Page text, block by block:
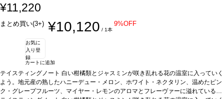
¥11,220
まとめ買い(3+) ¥10,120 / 1本
9%OFF
お気に
入り登
録
カートに追加
テイスティングノート 白い柑橘類とジャスミンが咲き乱れる花の温室に入っていく
よう。地元産の熟したハニーデュー・メロン、ホワイト・ネクタリン、温めたピン
ク・グレープフルーツ、マイヤー・レモンのアロマとフレーヴァーに溢れている。